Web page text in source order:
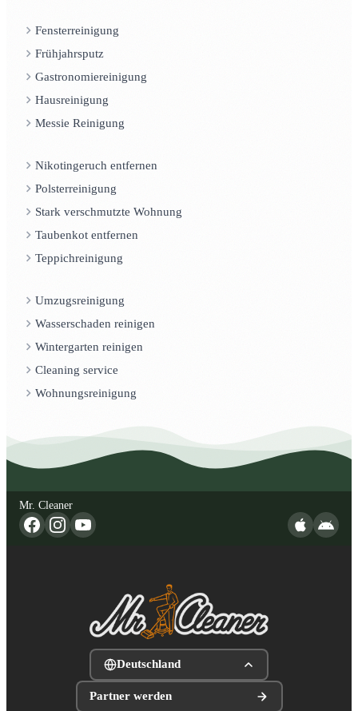
Fensterreinigung
Frühjahrsputz
Gastronomiereinigung
Hausreinigung
Messie Reinigung
Nikotingeruch entfernen
Polsterreinigung
Stark verschmutzte Wohnung
Taubenkot entfernen
Teppichreinigung
Umzugsreinigung
Wasserschaden reinigen
Wintergarten reinigen
Cleaning service
Wohnungsreinigung
Mr. Cleaner
Deutschland
Partner werden